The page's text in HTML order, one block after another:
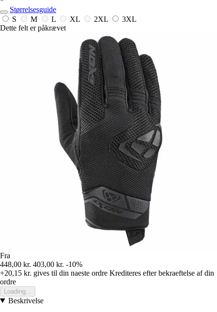
Størrelsesguide
S
M L XL 2XL
3XL
Dette felt er påkrævet
Fra
448,00 kr. 403,00 kr. -10%
+20,15 kr. gives til din naeste ordre Krediteres efter bekraeftelse af din
ordre
Loading...
Beskrivelse